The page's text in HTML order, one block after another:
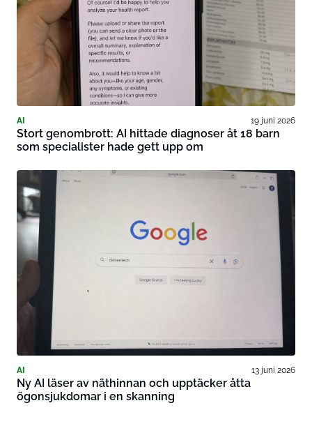
AI 19 juni 2026
Stort genombrott: AI hittade diagnoser åt 18 barn
som specialister hade gett upp om
AI 13 juni 2026
Ny AI läser av näthinnan och upptäcker åtta
ögonsjukdomar i en skanning